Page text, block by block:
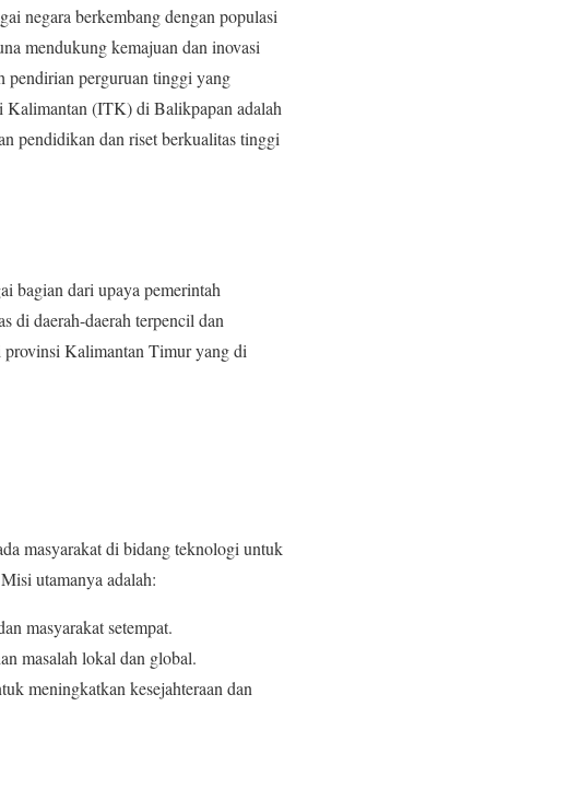
negara berkembang dengan populasi
mendukung kemajuan dan inovasi
pendirian perguruan tinggi yang
Kalimantan (ITK) di Balikpapan adalah
pendidikan dan riset berkualitas tinggi
bagian dari upaya pemerintah
di daerah-daerah terpencil dan
provinsi Kalimantan Timur yang di
masyarakat di bidang teknologi untuk
utamanya adalah:
masyarakat setempat.
masalah lokal dan global.
meningkatkan kesejahteraan dan